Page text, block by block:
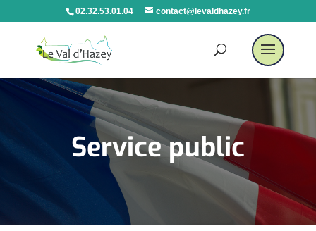
02.32.53.01.04 contact@levaldhazey.fr
Service public